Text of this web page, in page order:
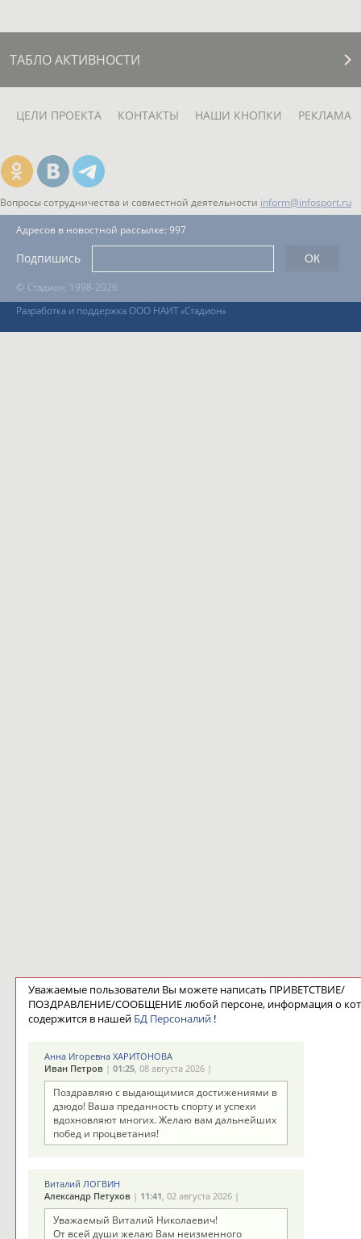
ТАБЛО АКТИВНОСТИ
ЦЕЛИ ПРОЕКТА КОНТАКТЫ НАШИ КНОПКИ РЕКЛАМА
Вопросы сотрудничества и совместной деятельности inform@infosport.ru
© Стадион, 1998-2026
Разработка и поддержка ООО НАИТ «Стадион»
Адресов в новостной рассылке: 997
Подпишись
Уважаемые пользователи Вы можете написать ПРИВЕТСТВИЕ/
ПОЗДРАВЛЕНИЕ/СООБЩЕНИЕ любой персоне, информация о
содержится в нашей БД Персоналий!
Анна Игоревна ХАРИТОНОВА
Иван Петров| 01:25, 08 августа 2026 |
Поздравляю с выдающимися достижениями в
дзюдо! Ваша преданность спорту и успехи
вдохновляют многих. Желаю вам дальнейших
побед и процветания!
Виталий ЛОГВИН
Александр Петухов| 11:41, 02 августа 2026 |
Уважаемый Виталий Николаевич!
От всей души желаю Вам неизменного